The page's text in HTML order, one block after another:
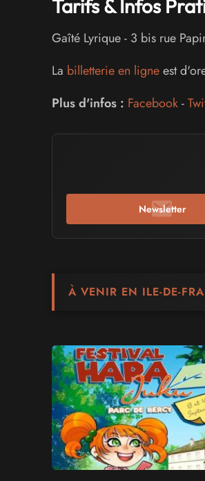
Tarifs & Infos
Gaîté Lyrique- 3 bis rue
La billetterie en ligneest
Plus d'infos : Facebook-
Newsletter
À VENIR EN ILE-DE-